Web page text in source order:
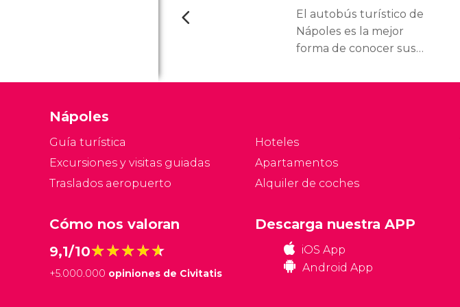
El autobús turístico de
Nápoles es la mejor
forma de conocer sus
monumentos de un
ciudad.
Nápoles
Guía turística
Excursiones y visitas guiadas
Traslados aeropuerto
Hoteles
Apartamentos
Alquiler de coches
Cómo nos valoran
9,1/10★★★★★
★★★★★
+5.000.000 opiniones de Civitatis
Descarga nuestra APP
iOS App
Android App